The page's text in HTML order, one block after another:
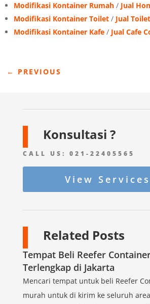
Modifikasi Kontainer Rumah / Jual
Modifikasi Kontainer Toilet / Jual
Modifikasi Kontainer Kafe / Jual Cafe
← PREVIOUS
Konsultasi ?
CALL US: 021-22405565
View Services
Related Posts
Tempat Beli Reefer
Terlengkap di Jakarta
Mencari tempat untuk beli Reefer
murah untuk di kirim ke seluruh